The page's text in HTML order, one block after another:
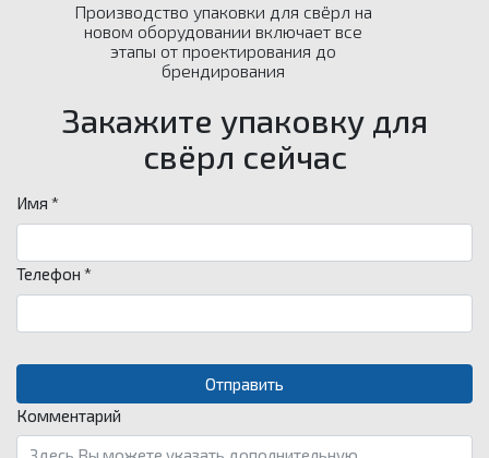
Производство упаковки для свёрл на
новом оборудовании включает все
этапы от проектирования до
брендирования
Закажите упаковку для
свёрл сейчас
Имя *
Телефон *
Комментарий